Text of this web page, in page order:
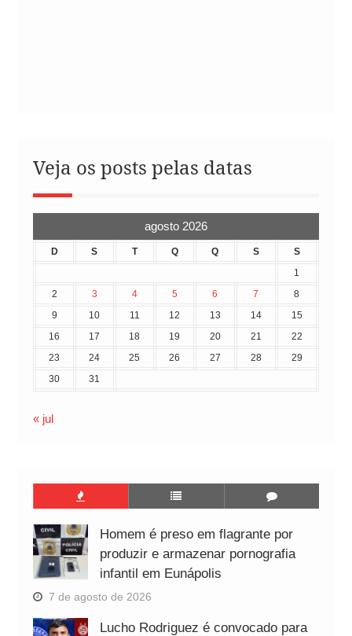
Veja os posts pelas datas
agosto 2026
D S T Q Q S
S
1
2
3 4 5 6 7
8
9
10 11 12 13 14
15
16
17 18 19 20 21
22
23
24 25 26 27 28
29
30
31
« jul
Homem é preso em flagrante por
produzir e armazenar pornografia
infantil em Eunápolis
7 de agosto de 2026
Lucho Rodriguez é convocado para